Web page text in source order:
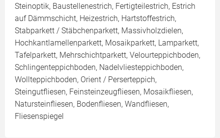
Steinoptik, Baustellenestrich, Fertigteilestrich, Estrich
auf Dämmschicht, Heizestrich, Hartstoffestrich,
Stabparkett / Stäbchenparkett, Massivholzdielen,
Hochkantlamellenparkett, Mosaikparkett, Lamparkett,
Tafelparkett, Mehrschichtparkett, Velourteppichboden,
Schlingenteppichboden, Nadelvliesteppichboden,
Wollteppichboden, Orient / Perserteppich,
Steingutfliesen, Feinsteinzeugfliesen, Mosaikfliesen,
Natursteinfliesen, Bodenfliesen, Wandfliesen,
Fliesenspiegel